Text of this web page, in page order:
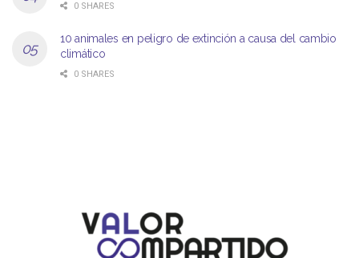
0 SHARES
10 animales en peligro de extinción a causa del cambio
climático
0 SHARES